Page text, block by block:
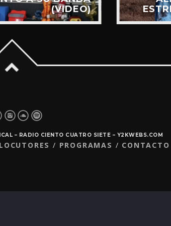
(VIDEO)
– RADIO CIENTO CUATRO SIETE – Y2KWEBS.COM
LOCUTORES PROGRAMAS CONTACTO